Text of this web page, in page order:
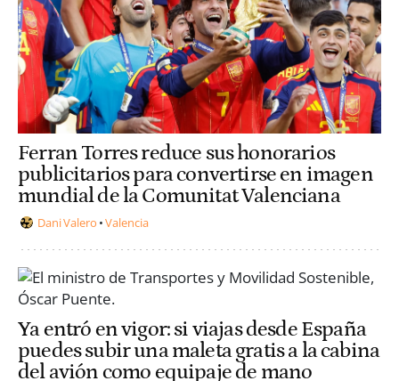
Ferran Torres reduce sus honorarios
publicitarios para convertirse en imagen
mundial de la Comunitat Valenciana
Dani Valero Valencia
Ya entró en vigor: si viajas desde España
puedes subir una maleta gratis a la cabina
del avión como equipaje de mano